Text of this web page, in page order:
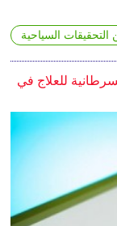
التحقيقات السياحية
للعلاج في